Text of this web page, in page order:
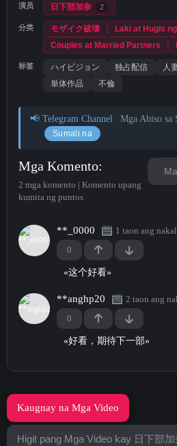
演员 日下部加奈 2
分类 モザイク破壊
Laki at Hugis
Couples at Married Partners
标签 ハイビジョン 独占配信 人
単体作品
不倫
📢 Telegram Channel Mga Abiso sa
Sumali na
Mga Komento
2 mga komento | Komento upang
kumita ng puntos
0
**_0000 1 taon ang
«这个好看»
0
**anghp20 2 taon ang
«好看，期待下一部»
Kaugnay na Mga Video
Higit pang Mga Video kay 日下部加